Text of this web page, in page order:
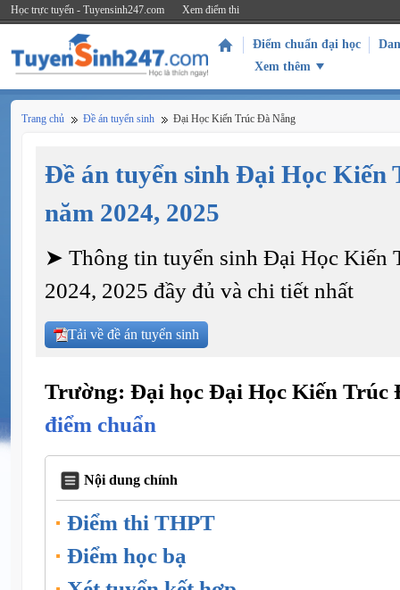
Học trực tuyến - Tuyensinh247.com Xem điểm thi
Điểm chuẩn đại học
Xem thêm
Trang chủ Đề án tuyển sinh Đại Học Kiến Trúc Đà Nẵng
Đề án tuyển sinh Đại Học Kiến
năm 2024, 2025
➤ Thông tin tuyển sinh Đại Học Kiến
2024, 2025 đầy đủ và chi tiết nhất
Tải về đề án tuyển sinh
Trường: Đại học Đại Học Kiến Trúc
điểm chuẩn
Nội dung chính
Điểm thi THPT
Điểm học bạ